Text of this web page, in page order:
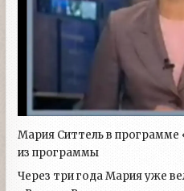
Мария Ситтель в программе
из программы
Через три года Мария уже